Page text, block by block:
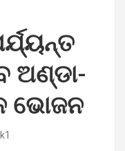
ଅଣ୍ଡା-
ଭୋଜନ